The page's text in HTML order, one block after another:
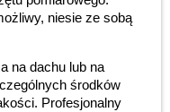
niesie ze sobą
na dachu lub na
środków
Profesjonalny